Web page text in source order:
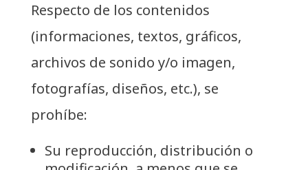
Respecto de los contenidos
(informaciones, textos, gráficos,
archivos de sonido y/o imagen,
fotografías, diseños, etc.), se
prohíbe:
Su reproducción, distribución o